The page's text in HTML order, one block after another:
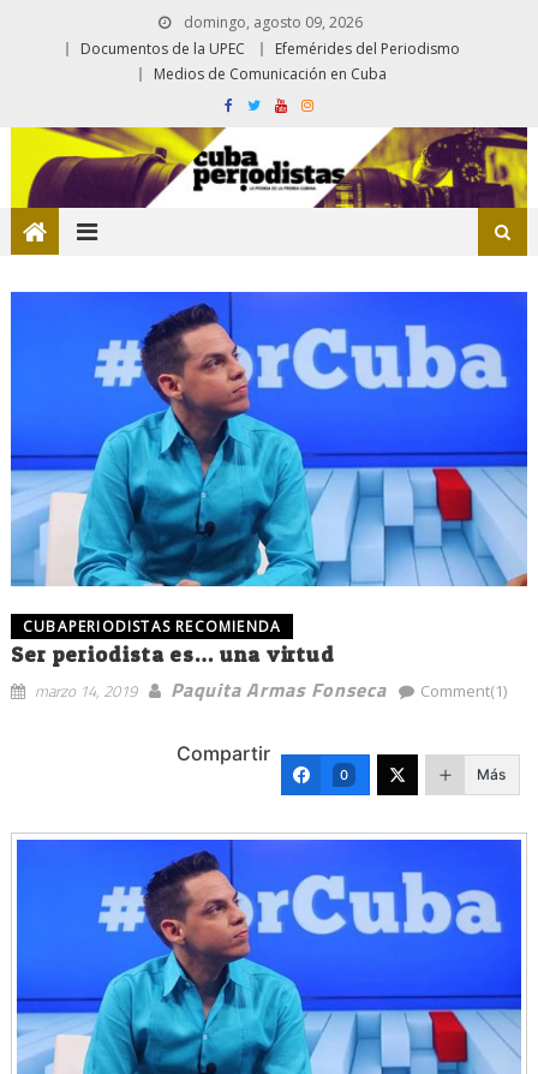
domingo, agosto 09, 2026
Documentos de la UPEC
Efemérides del Periodismo
Medios de Comunicación en Cuba
CUBAPERIODISTAS RECOMIENDA
Ser periodista es… una virtud
marzo 14, 2019 Paquita Armas Fonseca Comment(1)
Compartir
0 Más